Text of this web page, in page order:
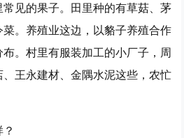
见的果子。田里种的有草菇、茅
。养殖业这边，以貉子养殖合作
。村里有服装加工的小厂子，周
王永建材、金隅水泥这些，农忙